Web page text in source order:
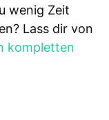
wenig Zeit
Lass dir von
kompletten